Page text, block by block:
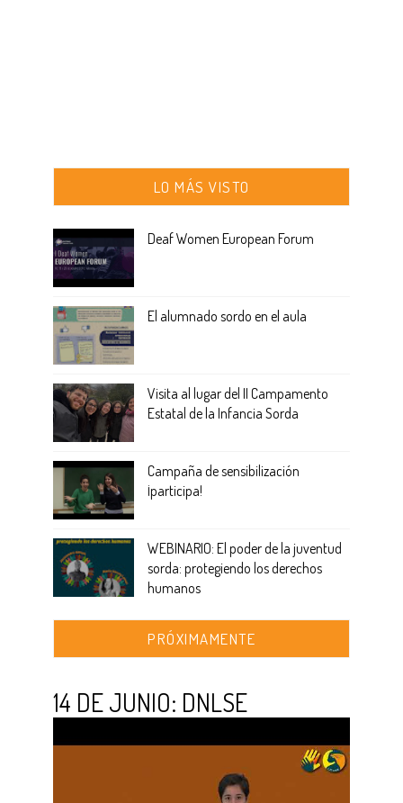
LO MÁS VISTO
Deaf Women European Forum
El alumnado sordo en el aula
Visita al lugar del II Campamento
Estatal de la Infancia Sorda
Campaña de sensibilización
¡participa!
WEBINARIO: El poder de la juventud
sorda: protegiendo los derechos
humanos
PRÓXIMAMENTE
14 DE JUNIO: DNLSE